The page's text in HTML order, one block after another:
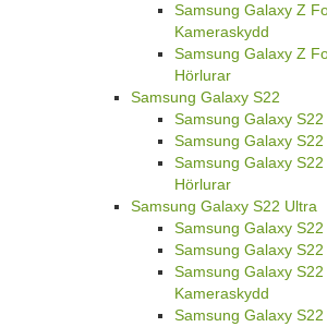
Samsung Galaxy Z
Kameraskydd
Samsung Galaxy Z
Hörlurar
Samsung Galaxy S22
Samsung Galaxy
Samsung Galaxy S22
Samsung Galaxy
Hörlurar
Samsung Galaxy S22 Ultra
Samsung Galaxy
Samsung Galaxy
Samsung Galaxy
Kameraskydd
Samsung Galaxy